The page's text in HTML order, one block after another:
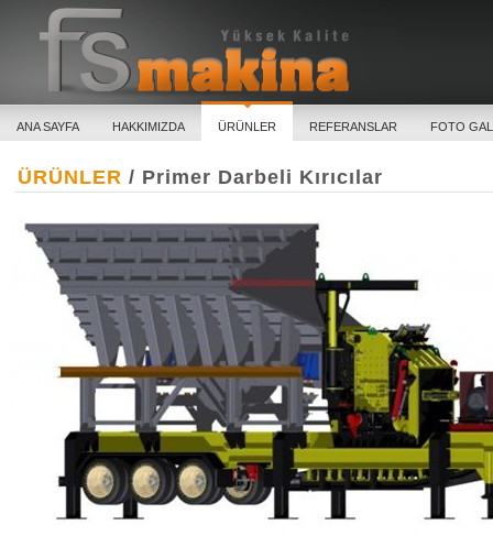
ANA SAYFA HAKKIMIZDA ÜRÜNLER REFERANSLAR FOTO
ÜRÜNLER / Primer Darbeli Kırıcılar